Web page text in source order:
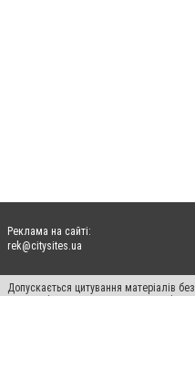
Реклама на сайті:
rek@citysites.ua
Допускається цитування матеріалів
систем гіперпосилання на цитовані